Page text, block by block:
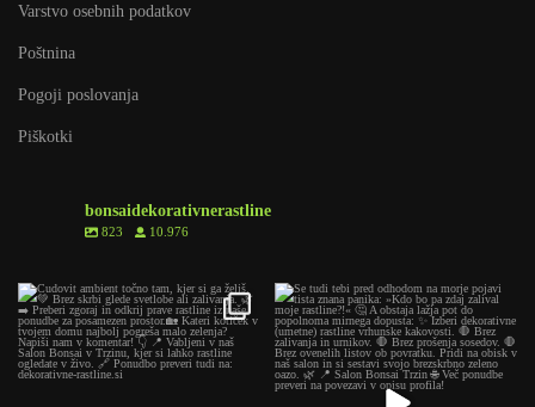
Varstvo osebnih podatkov
Poštnina
Pogoji poslovanja
Piškotki
bonsaidekorativnerastline
823 10.976